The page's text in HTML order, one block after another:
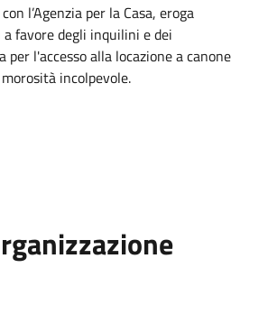
l’Agenzia per la Casa, eroga
favore degli inquilini e dei
per l'accesso alla locazione a canone
incolpevole.